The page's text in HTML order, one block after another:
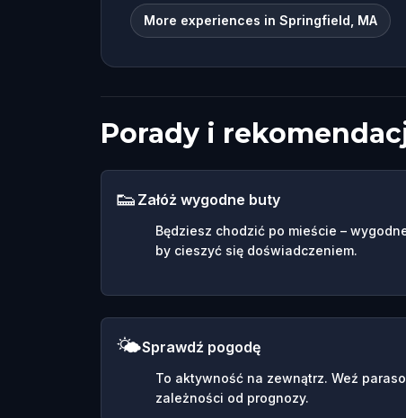
More experiences in Springfield, MA
Porady i
👟 Załóż wygodne buty
Będziesz chodzić po mieście –
by cieszyć się doświadczeniem.
🌤️Sprawdź pogodę
To aktywność na zewnątrz. Weź
zależności od prognozy.